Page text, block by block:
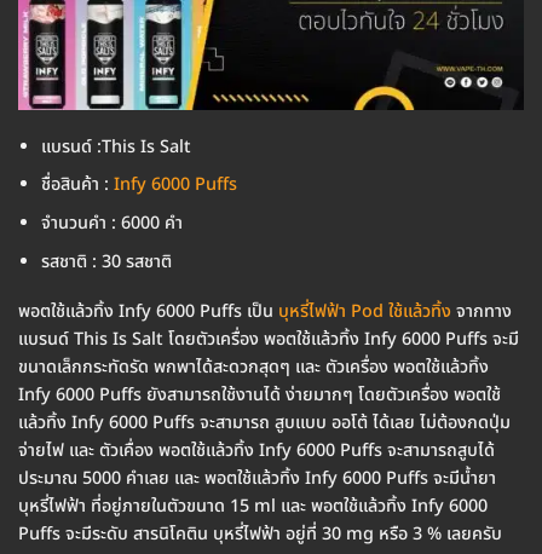
แบรนด์ :This Is Salt
ชื่อสินค้า : Infy 6000 Puffs
จำนวนคำ : 6000 คำ
รสชาติ : 30 รสชาติ
พอตใช้แล้วทิ้ง Infy 6000 Puffs เป็น บุหรี่ไฟฟ้า Pod ใช้แล้วทิ้ง จากทาง
แบรนด์ This Is Salt โดยตัวเครื่อง พอตใช้แล้วทิ้ง Infy 6000 Puffs จะมี
ขนาดเล็กกระทัดรัด พกพาได้สะดวกสุดๆ และ ตัวเครื่อง พอตใช้แล้วทิ้ง
Infy 6000 Puffs ยังสามารถใช้งานได้ ง่ายมากๆ โดยตัวเครื่อง พอตใช้
แล้วทิ้ง Infy 6000 Puffs จะสามารถ สูบแบบ ออโต้ ได้เลย ไม่ต้องกดปุ่ม
จ่ายไฟ และ ตัวเคื่อง พอตใช้แล้วทิ้ง Infy 6000 Puffs จะสามารถสูบได้
ประมาณ 5000 คำเลย และ พอตใช้แล้วทิ้ง Infy 6000 Puffs จะมีน้ำยา
บุหรี่ไฟฟ้า ที่อยู่ภายในตัวขนาด 15 ml และ พอตใช้แล้วทิ้ง Infy 6000
Puffs จะมีระดับ สารนิโคติน บุหรี่ไฟฟ้า อยู่ที่ 30 mg หรือ 3 % เลยครับ